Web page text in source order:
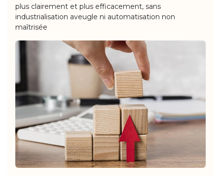
plus clairement et plus efficacement, sans
industrialisation aveugle ni automatisation non
maîtrisée